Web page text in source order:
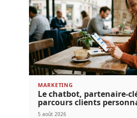
MARKETING
Le chatbot, partenaire-
parcours clients
5 août 2026